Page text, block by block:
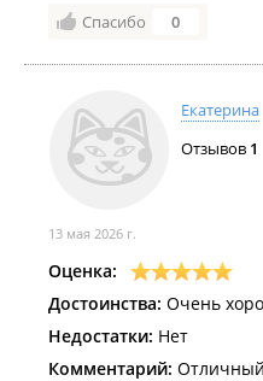
Спасибо 0
Екатерина
Отзывов 1
13 мая 2026 г.
Оценка:
Достоинства: Очень
Недостатки: Нет
Комментарий: